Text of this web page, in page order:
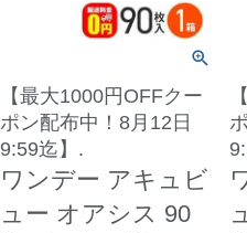
【最大1000円OFFクー
ポン配布中！8月12日
9:59迄】.
ワンデー アキュビ
ュー オアシス 90